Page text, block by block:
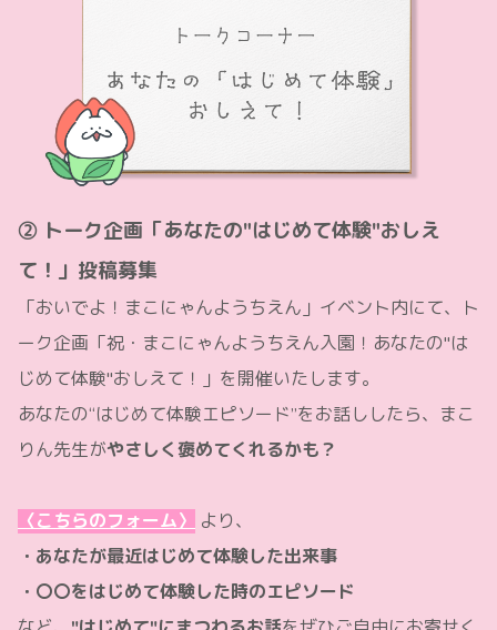
② トーク企画「あなたの"はじめて体験"おしえ
て！」投稿募集
「おいでよ！まこにゃんようちえん」イベント内にて、ト
ーク企画 「祝・まこにゃんようちえん入園！あなたの"は
じめて体験"おしえて！」 を開催いたします。
あなたの“はじめて体験エピソード”をお話ししたら、まこ
りん先生がやさしく褒めてくれるかも？
〈こちらのフォーム〉
より、
・あなたが最近はじめて体験した出来事
・〇〇をはじめて体験した時のエピソード